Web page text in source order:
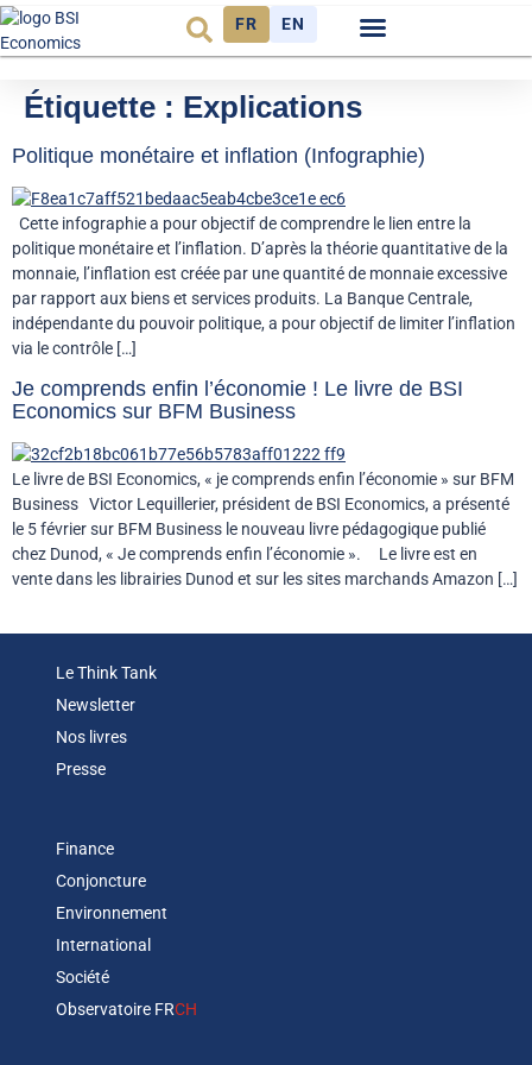
FR EN
Étiquette : Explications
Politique monétaire et inflation (Infographie)
Cette infographie a pour objectif de comprendre le lien entre la
politique monétaire et l’inflation. D’après la théorie quantitative de la
monnaie, l’inflation est créée par une quantité de monnaie excessive
par rapport aux biens et services produits. La Banque Centrale,
indépendante du pouvoir politique, a pour objectif de limiter l’inflation
via le contrôle […]
Je comprends enfin l’économie ! Le livre de BSI
Economics sur BFM Business
Le livre de BSI Economics, « je comprends enfin l’économie » sur BFM
Business Victor Lequillerier, président de BSI Economics, a présenté
le 5 février sur BFM Business le nouveau livre pédagogique publié
chez Dunod, « Je comprends enfin l’économie ». Le livre est en
vente dans les librairies Dunod et sur les sites marchands Amazon […]
Le Think Tank
Newsletter
Nos livres
Presse
Finance
Conjoncture
Environnement
International
Société
Observatoire FRCH